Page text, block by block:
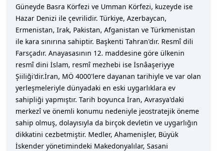
Güneyde Basra Körfezi ve Umman Körfezi, kuzeyde ise
Hazar Denizi ile çevrilidir. Türkiye, Azerbaycan,
Ermenistan, Irak, Pakistan, Afganistan ve Türkmenistan
ile kara sınırına sahiptir. Başkenti Tahran'dır. Resmî dili
Farsçadır. Anayasasının 12. maddesine göre ülkenin
resmî dini İslam, resmî mezhebi ise İsnâaşeriyye
Şiiliği'dir.İran, MÖ 4000'lere dayanan tarihiyle ve var olan
yerleşmeleriyle dünyadaki en eski uygarlıklara ev
sahipliği yapmıştır. Tarih boyunca İran, Avrasya'daki
merkezî ve önemli konumu nedeniyle jeostratejik öneme
sahip olmuş, dolayısıyla da birçok devletin ve uygarlığın
dikkatini cezbetmiştir. Medler, Ahamenişler, Büyük
İskender yönetimindeki Makedonyalılar, Sasani